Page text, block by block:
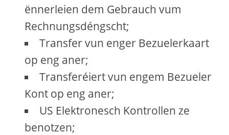
ënnerleien dem Gebrauch vum
Rechnungsdéngscht;
Transfer vun enger Bezuelerkaart
op eng aner;
Transferéiert vun engem Bezueler
Kont op eng aner;
US Elektronesch Kontrollen ze
benotzen;